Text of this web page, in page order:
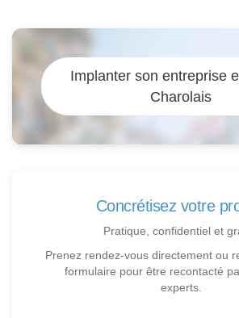
Implanter son entreprise
Charolais
Concrétisez votre
Pratique, confidentiel et
Prenez rendez-vous directement ou
formulaire pour être recontacté
experts.